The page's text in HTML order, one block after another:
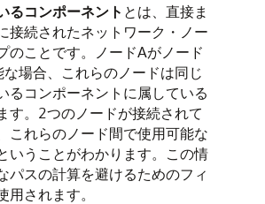
るコンポーネント とは、直接ま
接続されたネットワーク・ノー
のことです。ノードAがノード
な場合、これらのノードは同じ
るコンポーネントに属している
す。2つのノードが接続されて
これらのノード間で使用可能な
いうことがわかります。この情
パスの計算を避けるためのフィ
用されます。